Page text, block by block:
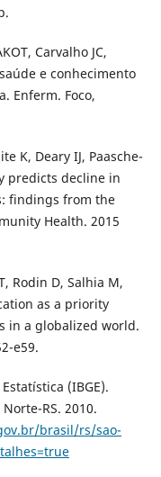
Carvalho JC,
e conhecimento
Enferm. Foco,
K, Deary IJ, Paasche-
predicts decline in
findings from the
Health. 2015
Rodin D, Salhia M,
as a priority
in a globalized world.
e59.
(IBGE).
RS. 2010.
brasil/rs/sao-